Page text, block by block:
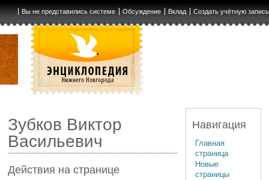
Вы не представились системе Обсуждение Вклад Создать учётную запись
Зубков Виктор
Васильевич
Действия на странице
Навигация
Главная
страница
Новые
страницы